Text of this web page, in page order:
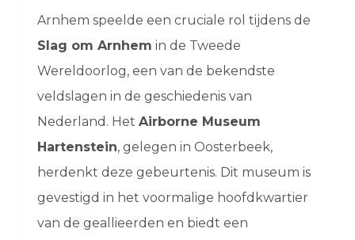
Arnhem speelde een cruciale rol tijdens de
Slag om Arnhem in de Tweede
Wereldoorlog, een van de bekendste
veldslagen in de geschiedenis van
Nederland. Het Airborne Museum
Hartenstein, gelegen in Oosterbeek,
herdenkt deze gebeurtenis. Dit museum is
gevestigd in het voormalige hoofdkwartier
van de geallieerden en biedt een